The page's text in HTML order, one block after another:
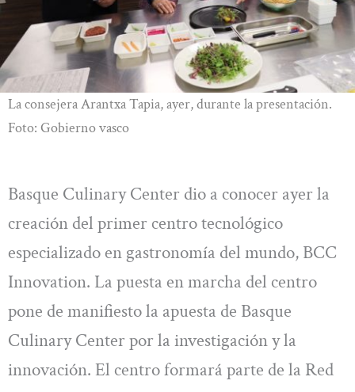
La consejera Arantxa Tapia, ayer, durante la presentación.
Foto: Gobierno vasco
Basque Culinary Center dio a conocer ayer la
creación del primer centro tecnológico
especializado en gastronomía del mundo, BCC
Innovation. La puesta en marcha del centro
pone de manifiesto la apuesta de Basque
Culinary Center por la investigación y la
innovación. El centro formará parte de la Red